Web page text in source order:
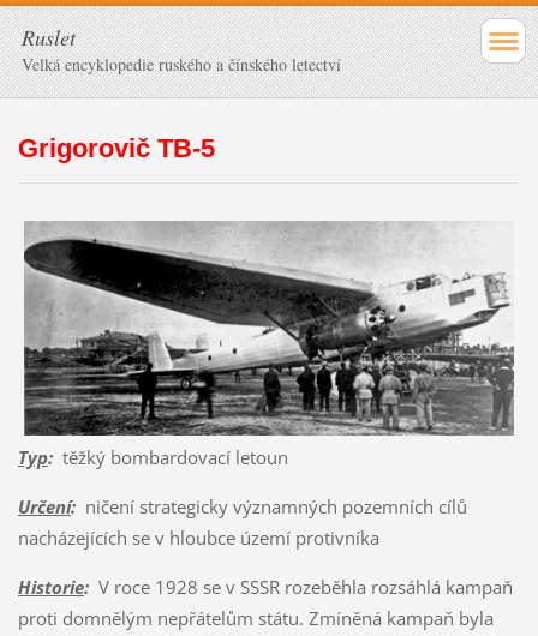
Ruslet
Velká encyklopedie ruského a čínského letectví
Grigorovič TB-5
Typ:těžký bombardovací letoun
Určení:ničení strategicky významných pozemních cílů
nacházejících se v hloubce území protivníka
Historie:V roce 1928 se v SSSR rozeběhla rozsáhlá kampaň
proti domnělým nepřátelům státu. Zmíněná kampaň byla